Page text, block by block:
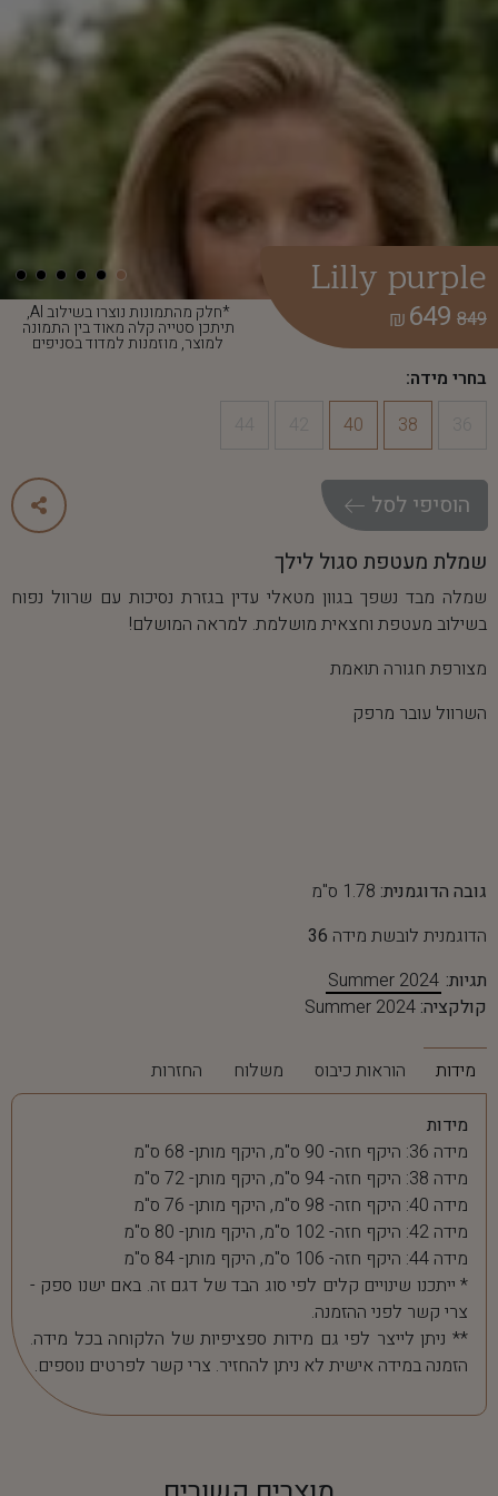
*חלק מהתמונות נוצרו בשילוב AI,
תיתכן סטייה קלה מאוד בין התמונה
למוצר, מוזמנות למדוד בסניפים
Lilly purple
849
649
₪
בחרי מידה:
38
40
הוסיפי לסל
שמלת מעטפת סגול לילך
שמלה מבד נשפך בגוון מטאלי עדין בגזרת נסיכות עם שרוול נפוח
בשילוב מעטפת וחצאית מושלמת. למראה המושלם!
מצורפת חגורה תואמת
השרוול עובר מרפק
גובה הדוגמנית: 1.78 ס"מ
הדוגמנית לובשת מידה 36
תגיות: Summer 2024
קולקציה: Summer 2024
מידות הוראות כיבוס משלוח החזרות
מידות
מידה 36: היקף חזה- 90 ס"מ, היקף מותן- 68 ס"מ
מידה 38: היקף חזה- 94 ס"מ, היקף מותן- 72 ס"מ
מידה 40: היקף חזה- 98 ס"מ, היקף מותן- 76 ס"מ
מידה 42: היקף חזה- 102 ס"מ, היקף מותן- 80 ס"מ
מידה 44: היקף חזה- 106 ס"מ, היקף מותן- 84 ס"מ
* ייתכנו שינויים קלים לפי סוג הבד של דגם זה. באם ישנו ספק -
צרי קשר לפני ההזמנה.
** ניתן לייצר לפי גם מידות ספציפיות של הלקוחה בכל מידה.
הזמנה במידה אישית לא ניתן להחזיר. צרי קשר לפרטים נוספים.